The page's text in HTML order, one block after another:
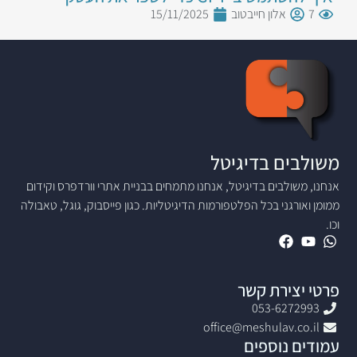
7 אלון חייבטוב 15/11/2025
משולבים בדיגיטל
אנחנו, משולבים בדיגיטל, אנחנו מתמחים בבניית אתרי וורדפרס וקידום
ממומן ואורגני בכל הפלטפורמות הדיגיטליות. כגון פייסבוק, גוגל, טאבולה
וכו.
פרטי יצירת קשר
053-6272993
office@meshulav.co.il
עמודים נוספים